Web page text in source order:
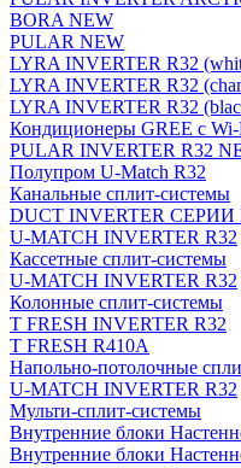
BORA NEW
PULAR NEW
LYRA INVERTER R32
LYRA INVERTER R32
LYRA INVERTER R32
Кондиционеры GREE с Wi-
PULAR INVERTER R32
Полупром U-Match R32
Канальные сплит-системы
DUCT INVERTER СЕРИИ
U-MATCH INVERTER R32
Кассетные сплит-системы
U-MATCH INVERTER R32
Колонные сплит-системы
T FRESH INVERTER R32
T FRESH R410A
Напольно-потолочные
U-MATCH INVERTER R32
Мульти-сплит-системы
Внутренние блоки
Внутренние блоки